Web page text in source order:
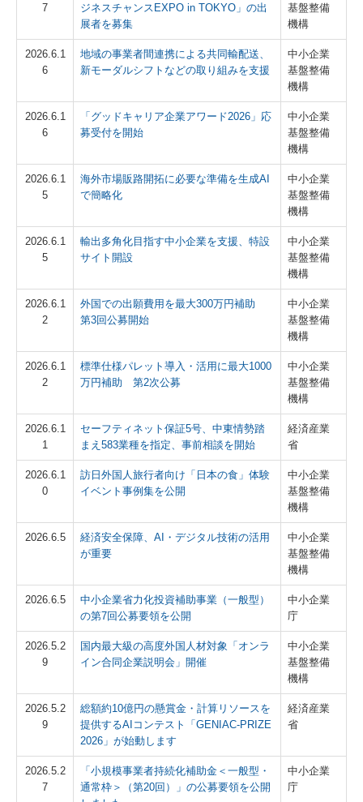
7
ジネスチャンスEXPO in TOKYO」の出
展者を募集
基盤整備
機構
2026.6.1
6
地域の事業者間連携による共同輸配送、
新モーダルシフトなどの取り組みを支援
中小企業
基盤整備
機構
2026.6.1
6
「グッドキャリア企業アワード2026」応
募受付を開始
中小企業
基盤整備
機構
2026.6.1
5
海外市場販路開拓に必要な準備を生成AI
で簡略化
中小企業
基盤整備
機構
2026.6.1
5
輸出多角化目指す中小企業を支援、特設
サイト開設
中小企業
基盤整備
機構
2026.6.1
2
外国での出願費用を最大300万円補助
第3回公募開始
中小企業
基盤整備
機構
2026.6.1
2
標準仕様パレット導入・活用に最大1000
万円補助 第2次公募
中小企業
基盤整備
機構
2026.6.1
1
セーフティネット保証5号、中東情勢踏
まえ583業種を指定、事前相談を開始
経済産業
省
2026.6.1
0
訪日外国人旅行者向け「日本の食」体験
イベント事例集を公開
中小企業
基盤整備
機構
2026.6.5
経済安全保障、AI・デジタル技術の活用
が重要
中小企業
基盤整備
機構
2026.6.5
中小企業省力化投資補助事業（一般型）
の第7回公募要領を公開
中小企業
庁
2026.5.2
9
国内最大級の高度外国人材対象「オンラ
イン合同企業説明会」開催
中小企業
基盤整備
機構
2026.5.2
9
総額約10億円の懸賞金・計算リソースを
提供するAIコンテスト「GENIAC-PRIZE
2026」が始動します
経済産業
省
2026.5.2
7
「小規模事業者持続化補助金＜一般型・
通常枠＞（第20回）」の公募要領を公開
中小企業
庁